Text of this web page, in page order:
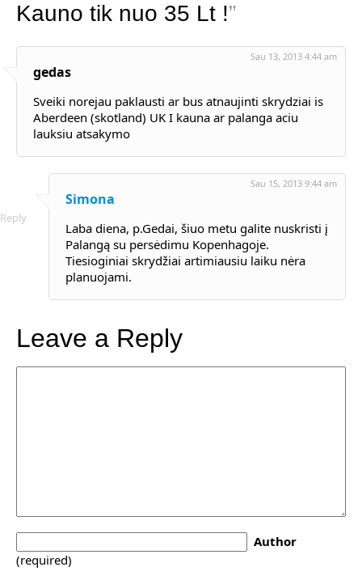
Kauno tik nuo 35 Lt !”
gedas
Sau 13, 2013 4:44 am
Sveiki norejau paklausti ar bus atnaujinti skrydziai is
Aberdeen (skotland) UK I kauna ar palanga aciu
lauksiu atsakymo
Reply
Simona
Sau 15, 2013 9:44 am
Laba diena, p.Gedai, šiuo metu galite nuskristi į
Palangą su persėdimu Kopenhagoje.
Tiesioginiai skrydžiai artimiausiu laiku nėra
planuojami.
Leave a Reply
Author
(required)